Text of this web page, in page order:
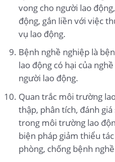
vong cho người lao
động, gắn liền với việc
vụ lao động.
Bệnh nghề nghiệp là
lao động có hại của
người lao động.
Quan trắc môi trường
thập, phân tích, đánh
trong môi trường lao
biện pháp giảm thiểu
phòng, chống bệnh